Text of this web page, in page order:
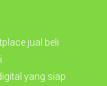
jual beli
yang siap